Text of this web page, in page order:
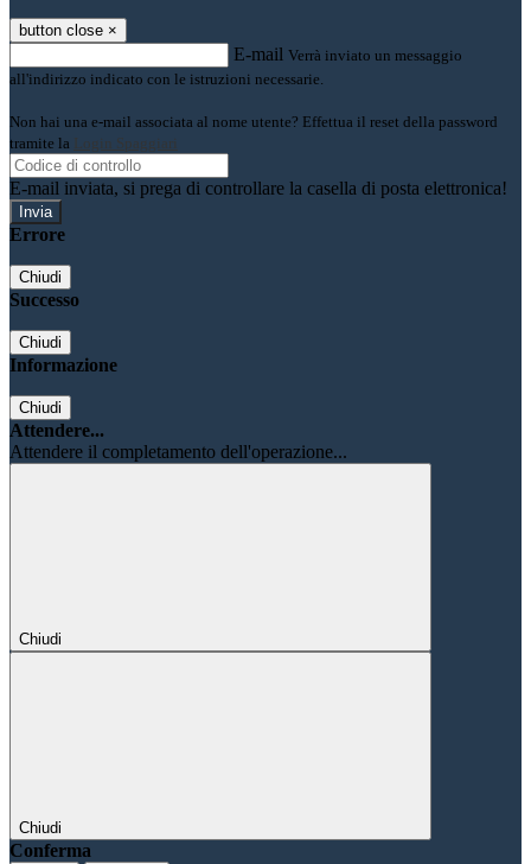
button close ×
E-mail Verrà inviato un messaggio
all'indirizzo indicato con le istruzioni necessarie.
Non hai una e-mail associata al nome utente? Effettua il reset della password
tramite la Login Spaggiari
E-mail inviata, si prega di controllare la casella di posta elettronica!
Errore
Chiudi
Successo
Chiudi
Informazione
Chiudi
Attendere...
Attendere il completamento dell'operazione...
Chiudi
Chiudi
Conferma